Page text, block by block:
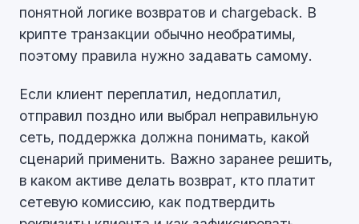
понятной логике возвратов и chargeback. В
крипте транзакции обычно необратимы,
поэтому правила нужно задавать самому.
Если клиент переплатил, недоплатил,
отправил поздно или выбрал неправильную
сеть, поддержка должна понимать, какой
сценарий применить. Важно заранее решить,
в каком активе делать возврат, кто платит
сетевую комиссию, как подтвердить